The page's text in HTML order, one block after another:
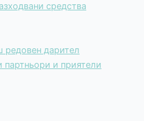
средства
редовен дарител
партньори и приятели